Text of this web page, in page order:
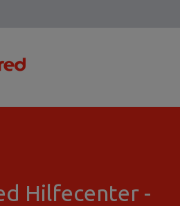
Übersetzungen anzeigen
Hilfecenter -